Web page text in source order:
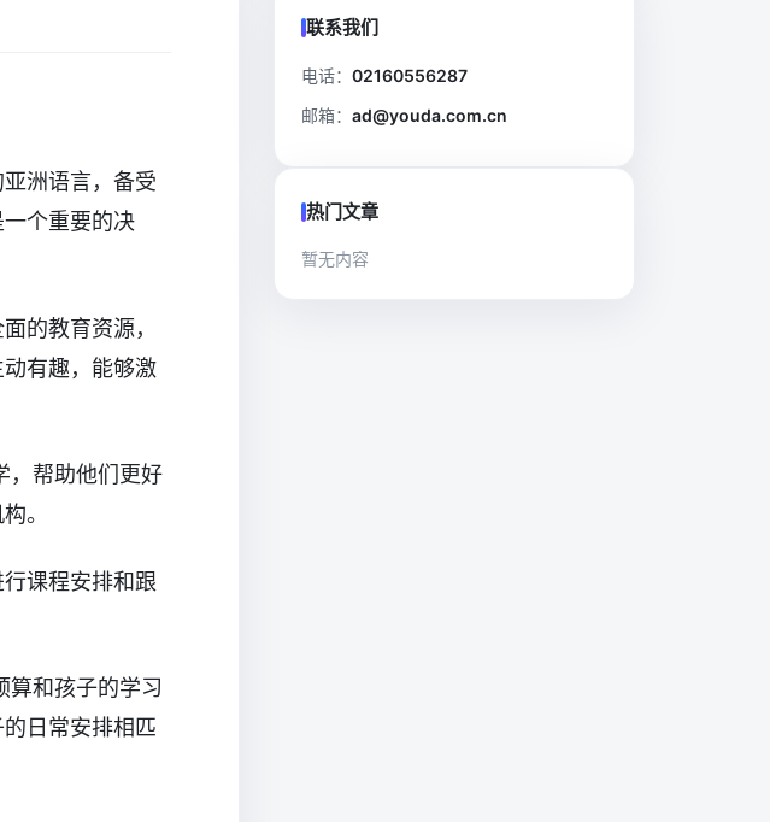
洲语言，备受
个重要的决
的教育资源，
有趣，能够激
，帮助他们更好
。
课程安排和跟
算和孩子的学习
日常安排相匹
联系我们
电话： 02160556287
邮箱： ad@youda.com.cn
热门文章
暂无内容